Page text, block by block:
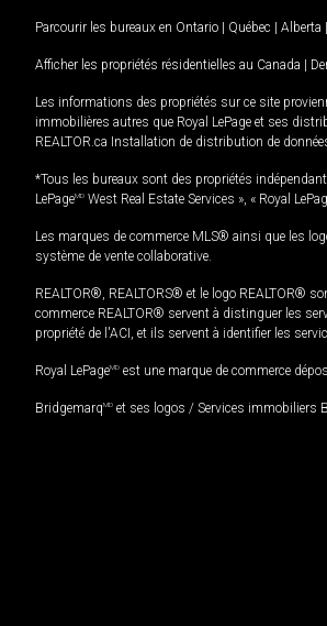
Parcourir les bureaux en Ontario | Québec | Alberta |
Afficher les propriétés résidentielles au Canada |
Les informations des propriétés sur ce site
immobilières autres que Royal LePage et ses
REALTOR.ca Installation de distribution de
*Tous les bureaux sont des propriétés
LePageMD West Real Estate Services », « Royal
Les marques de commerce MLS® ainsi que les
système de vente collaborative.
REALTOR®, REALTORS® et le logo REALTOR®
commerce REALTOR® servent à distinguer les
propriété de l'ACI, et ils servent à identifier les
Royal LePageMD est une marque de commerce
BridgemarqMD et ses logos / Services immobiliers